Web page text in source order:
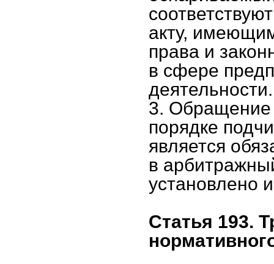
акту,
права и
в сфере
деятельности.
3. Обращение
порядке
является
в
установлено
Статья 193.